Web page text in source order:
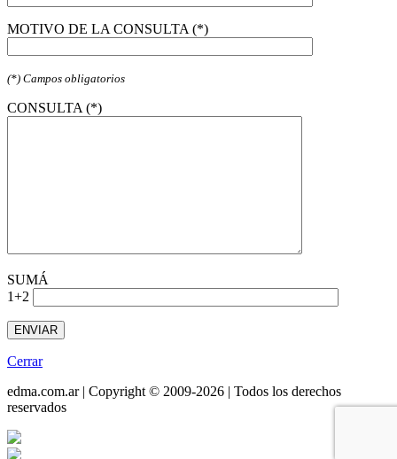
MOTIVO DE LA CONSULTA (*)
(*) Campos obligatorios
CONSULTA (*)
SUMÁ
1+2
Cerrar
edma.com.ar | Copyright © 2009-2026 | Todos los derechos
reservados